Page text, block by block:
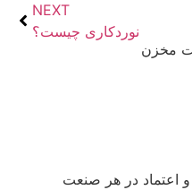
NEXT
نوردکاری چیست؟
مخزن
اعتماد در هر صنعت